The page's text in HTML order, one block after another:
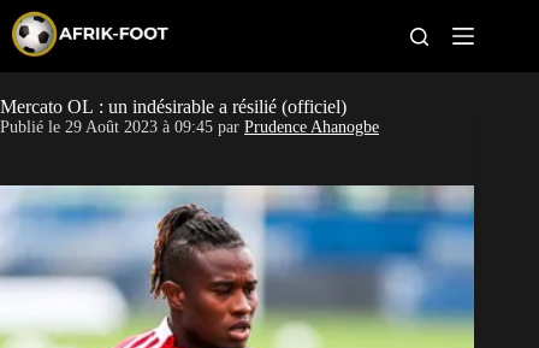
p
t
o
c
n
t
CAN féminine
Pays
Clubs
Classement
Mercato OL : un indésirable a résilié (officiel)
Publié le 29 Août 2023 à 09:45 par Prudence Ahanogbe